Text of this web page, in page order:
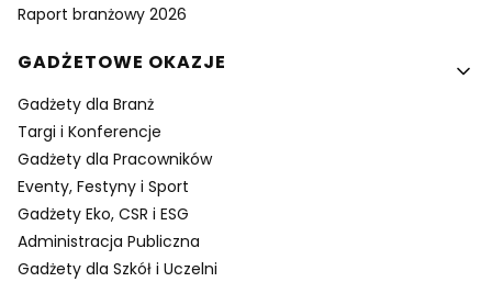
Raport branżowy 2026
GADŻETOWE OKAZJE
Gadżety dla Branż
Targi i Konferencje
Gadżety dla Pracowników
Eventy, Festyny i Sport
Gadżety Eko, CSR i ESG
Administracja Publiczna
Gadżety dla Szkół i Uczelni